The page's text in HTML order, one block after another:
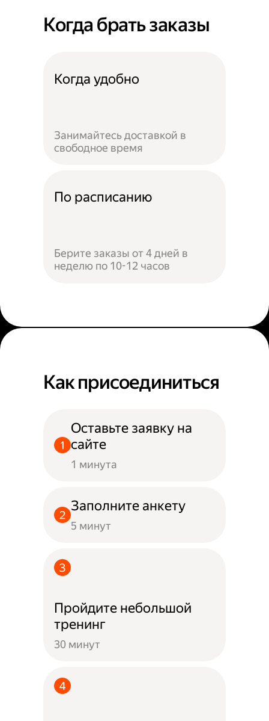
Когда брать заказы
Когда удобно
Занимайтесь доставкой в
свободное время
По расписанию
Берите заказы от 4 дней в
неделю по 10-12 часов
Как присоединиться
Оставьте заявку на
сайте
1 минута
Заполните анкету
5 минут
Пройдите небольшой
тренинг
30 минут